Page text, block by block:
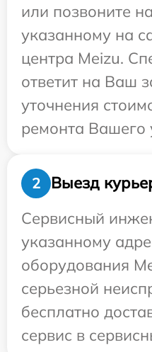
или позвоните
указанному на
центра Meizu.
ответит на Ваш
уточнения
ремонта Вашего
2
Выезд
Сервисный
указанному
оборудования
серьезной
бесплатно
сервис в